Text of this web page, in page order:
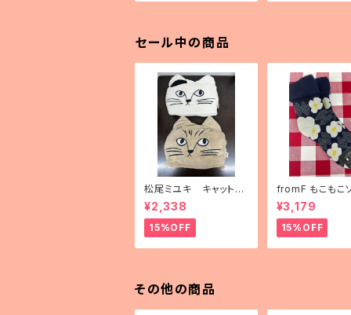
セール中の商品
松尾ミユキ キャットフ
ェイスブランケット
¥2,338
15%OFF
fromF もこもこ
「
畑）」
¥3,179
15%OFF
その他の商品